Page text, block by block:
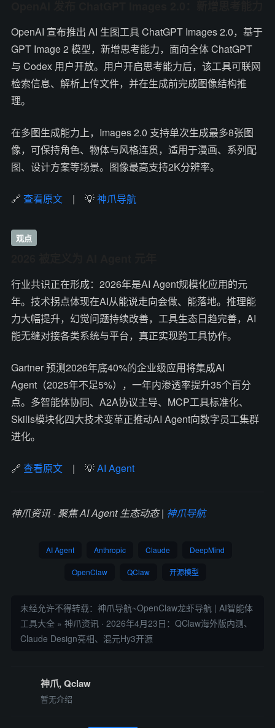
OpenAI 宣布推出 AI 生图工具 ChatGPT Images 2.0，基于
GPT Image 2 模型，新增思考能力，面向全体 ChatGPT
与 Codex 用户开放。用户开启思考能力后，该工具可联网
检索信息、解析上传文件，并在生成前完成图像结构推
理。
在多图生成能力上，Images 2.0 支持单次生成最多8张图
像，可保持角色、物体与风格连贯，适用于漫画、系列配
图、设计方案等场景。图像最高支持2K分辨率。
🔗 查看原文 | 💡神爪导航
观点
行业共识正在形成：2026年是AI Agent规模化应用的元
年。技术拐点体现在AI从能说走向会做、能落地。推理能
力大幅提升，幻觉问题持续改善，工具生态日趋完善，AI
能无缝对接各类系统与平台，真正实现跨工具协作。
Gartner 预测2026年底40%的企业级应用将集成AI
Agent（2025年不足5%），一年内渗透率提升35个百分
点。多智能体协同、A2A协议主导、MCP工具标准化、
Skills模块化四大技术变革正推动AI Agent向数字员工集群
进化。
🔗 查看原文 | 💡AI Agent
神爪资讯 · 聚焦 AI Agent 生态动态 | 神爪导航
AI Agent Anthropic Claude DeepMind
OpenClaw QClaw 开源模型
未经允许不得转载： 神爪导航~OpenClaw龙虾导航 | AI智能体
工具大全 » 神爪资讯 · 2026年4月23日：QClaw海外版内测、
Claude Design亮相、混元Hy3开源
神爪, Qclaw
暂无介绍